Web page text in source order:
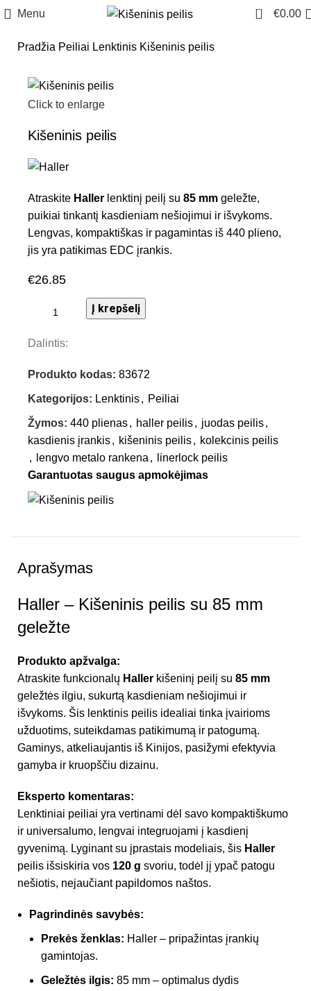
Menu 0 €0.00
Pradžia Peiliai Lenktinis Kišeninis peilis
Click to enlarge
Kišeninis peilis
Atraskite Haller lenktinį peilį su 85 mm geležte,
puikiai tinkantį kasdieniam nešiojimui ir išvykoms.
Lengvas, kompaktiškas ir pagamintas iš 440 plieno,
jis yra patikimas EDC įrankis.
€26.85
Į krepšelį
Dalintis:
Produkto kodas: 83672
Kategorijos: Lenktinis, Peiliai
Žymos: 440 plienas, haller peilis, juodas peilis,
kasdienis įrankis, kišeninis peilis, kolekcinis peilis
,
lengvo metalo rankena ,
linerlock peilis
Garantuotas saugus apmokėjimas
Aprašymas
Haller – Kišeninis peilis su 85 mm
geležte
Produkto apžvalga:
Atraskite funkcionalų Haller kišeninį peilį su 85 mm
geležtės ilgiu, sukurtą kasdieniam nešiojimui ir
išvykoms. Šis lenktinis peilis idealiai tinka įvairioms
užduotims, suteikdamas patikimumą ir patogumą.
Gaminys, atkeliaujantis iš Kinijos, pasižymi efektyvia
gamyba ir kruopščiu dizainu.
Eksperto komentaras:
Lenktiniai peiliai yra vertinami dėl savo kompaktiškumo
ir universalumo, lengvai integruojami į kasdienį
gyvenimą. Lyginant su įprastais modeliais, šis Haller
peilis išsiskiria vos 120 g svoriu, todėl jį ypač patogu
nešiotis, nejaučiant papildomos naštos.
Pagrindinės savybės:
Prekės ženklas: Haller – pripažintas įrankių
gamintojas.
Geležtės ilgis: 85 mm – optimalus dydis